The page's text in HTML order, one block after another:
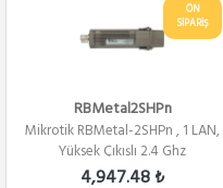
ÖN
SİPARİŞ
RBMetal2SHPn
Mikrotik RBMetal-2SHPn , 1 LAN,
Yüksek Çıkışlı 2.4 Ghz
802.11b/g/...
4,947.48 ₺